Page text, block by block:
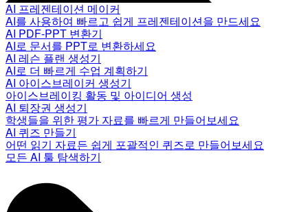
AI 프레젠테이션 메이커
AI를 사용하여 빠르고 쉽게 프레젠테이션을 만드세요
AI PDF-PPT 변환기
AI로 문서를 PPT로 변환하세요
AI 레슨 플랜 생성기
AI로 더 빠르게 수업 계획하기
AI 아이스브레이커 생성기
아이스브레이킹 활동 및 아이디어 생성
AI 퇴장권 생성기
학생들을 위한 평가 자료를 빠르게 만들어보세요
AI 퀴즈 만들기
어떤 읽기 자료든 쉽게 포괄적인 퀴즈로 만들어보세요
모든 AI 툴 탐색하기